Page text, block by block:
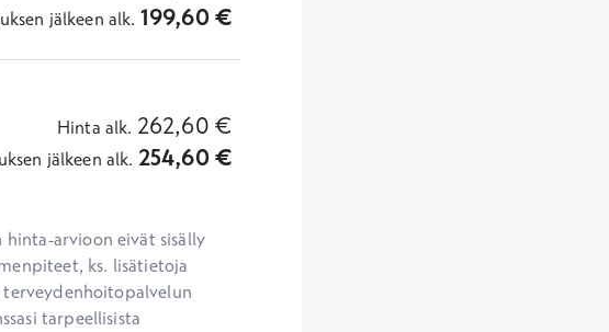
jälkeen alk. 199,60€
Hinta alk. 262,60 €
jälkeen alk. 254,60€
arvioon eivät sisälly
ks. lisätietoja
tarpeellisista